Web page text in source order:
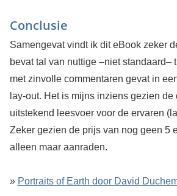
Conclusie
Samengevat vindt ik dit eBook zeker
bevat tal van nuttige –niet standaard–
met zinvolle commentaren gevat in
lay-out. Het is mijns inziens gezien
uitstekend leesvoer voor de ervaren
Zeker gezien de prijs van nog geen 5
alleen maar aanraden.
» Portraits of Earth door David